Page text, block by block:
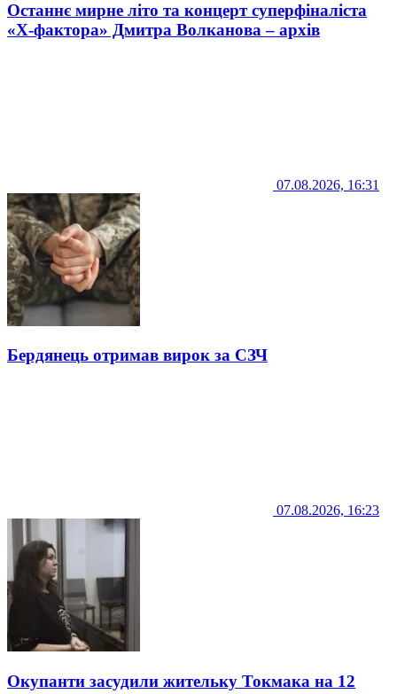
Останнє мирне літо та концерт суперфіналіста
«Х-фактора» Дмитра Волканова – архів
07.08.2026, 16:31
Бердянець отримав вирок за СЗЧ
07.08.2026, 16:23
Окупанти засудили жительку Токмака на 12